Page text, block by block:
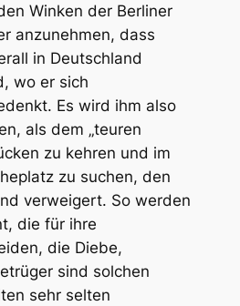
Winken der Berliner
anzunehmen, dass
in Deutschland
wo er sich
Es wird ihm also
als dem „teuren
zu kehren und im
zu suchen, den
verweigert. So werden
die für ihre
die Diebe,
sind solchen
sehr selten